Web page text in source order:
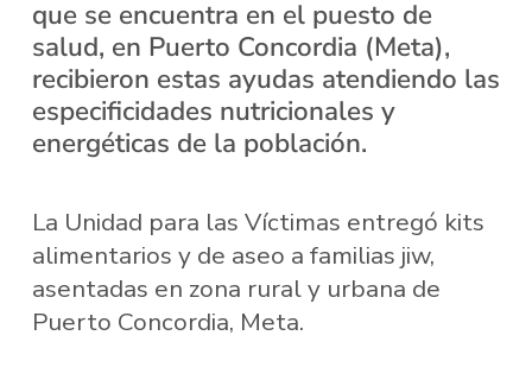
que se encuentra en el puesto de
salud, en Puerto Concordia (Meta),
recibieron estas ayudas atendiendo las
especificidades nutricionales y
energéticas de la población.
La Unidad para las Víctimas entregó kits
alimentarios y de aseo a familias jiw,
asentadas en zona rural y urbana de
Puerto Concordia, Meta.